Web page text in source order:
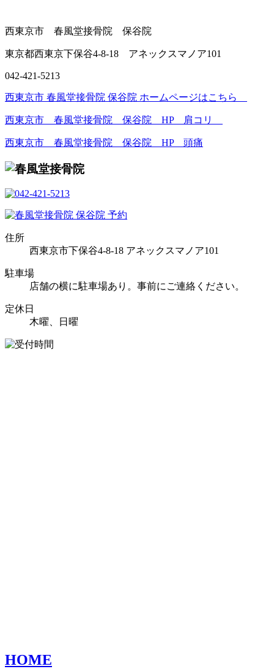
西東京市 春風堂接骨院 保谷院
東京都西東京下保谷4-8-18 アネックスマノア101
042-421-5213
西東京市 春風堂接骨院 保谷院 ホームページはこちら
西東京市 春風堂接骨院 保谷院 HP 肩コリ
西東京市 春風堂接骨院 保谷院 HP 頭痛
住所
西東京市下保谷4-8-18 アネックスマノア101
駐車場
店舗の横に駐車場あり。事前にご連絡ください。
定休日
木曜、日曜
HOME